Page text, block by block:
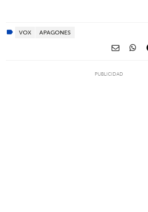
VOX APAGONES